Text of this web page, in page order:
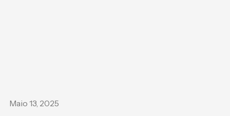
Maio 13, 2025